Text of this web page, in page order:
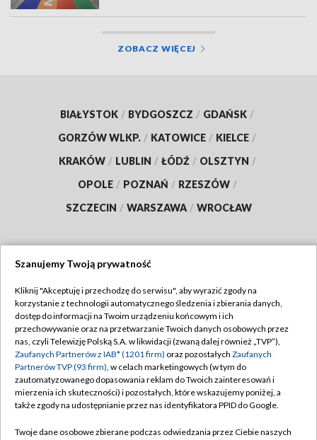
ZOBACZ WIĘCEJ
BIAŁYSTOK / BYDGOSZCZ / GDAŃSK /
GORZÓW WLKP. / KATOWICE / KIELCE /
KRAKÓW / LUBLIN / ŁÓDŹ / OLSZTYN /
OPOLE / POZNAŃ / RZESZÓW /
SZCZECIN / WARSZAWA / WROCŁAW
TVP
Abonament TVP
Emisja w TVP
Centrum informacji TVP
Naziemna Telewizja Cyfrowa
Regulamin TVP
Polityka prywatności
Moje zgody
Pomoc
Szanujemy Twoją prywatność
Kliknij "Akceptuję i przechodzę do serwisu", aby wyrazić zgody na
korzystanie z technologii automatycznego śledzenia i zbierania danych,
dostęp do informacji na Twoim urządzeniu końcowym i ich
przechowywanie oraz na przetwarzanie Twoich danych osobowych przez
nas, czyli Telewizję Polską S.A. w likwidacji (zwaną dalej również „TVP”),
Zaufanych Partnerów z IAB* (1201 firm) oraz pozostałych Zaufanych
Partnerów TVP (93 firm), w celach marketingowych (w tym do
zautomatyzowanego dopasowania reklam do Twoich zainteresowań i
mierzenia ich skuteczności) i pozostałych, które wskazujemy poniżej, a
także zgody na udostępnianie przez nas identyfikatora PPID do Google.
Twoje dane osobowe zbierane podczas odwiedzania przez Ciebie naszych